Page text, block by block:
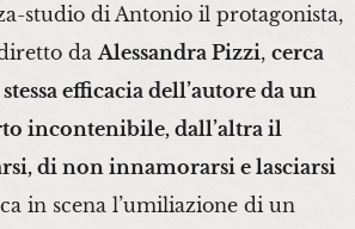
studio di Antonio il protagonista,
da Alessandra Pizzi, cerca
efficacia dell’autore da un
incontenibile, dall’altra il
di non innamorarsi e lasciarsi
in scena l’umiliazione di un